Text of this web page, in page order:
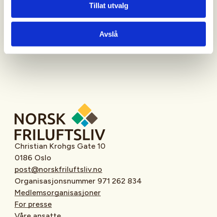
Tillat utvalg
Avslå
Christian Krohgs Gate 10
0186 Oslo
post@norskfriluftsliv.no
Organisasjonsnummer 971 262 834
Medlemsorganisasjoner
For presse